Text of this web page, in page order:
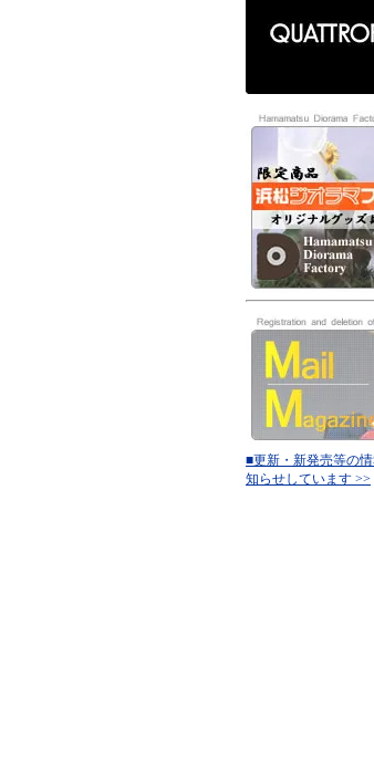
■更新・新発売等の
知らせしています >>